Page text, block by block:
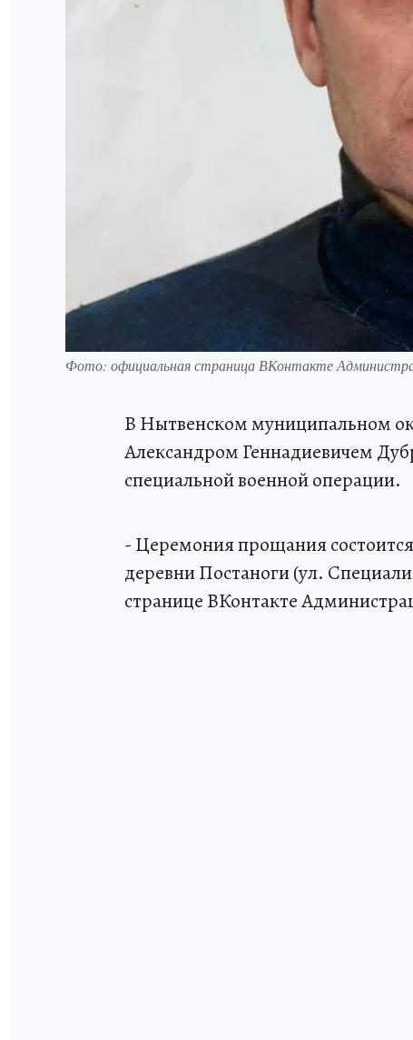
Фото: официальная страница ВКонтакте
В Нытвенском муниципальном
Александром Геннадиевичем
специальной военной операции.
- Церемония прощания
деревни Постаноги (ул.
странице ВКонтакте